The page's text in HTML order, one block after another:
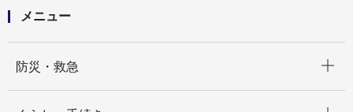
メニュー
防災・救急